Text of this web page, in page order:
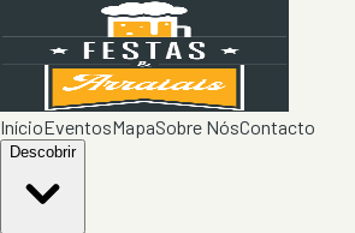
InícioEventosMapaSobre NósContacto
Descobrir